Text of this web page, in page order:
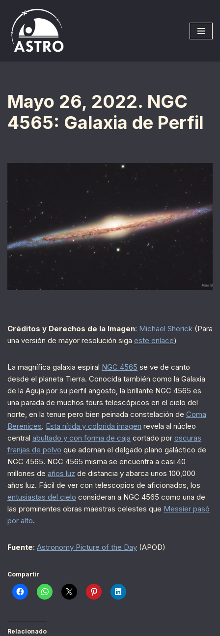
Saltar
al
contenido
Mayo 26, 2022. NGC
4565: Galaxia de Perfil
Créditos y Derechos de la Imagen: Michael Sherick (Para
una versión de mayor resolución siga este enlace)
La magnífica galaxia espiral NGC 4565 se ve de canto
desde el planeta Tierra. Conocida también como la Galaxia
de la Aguja por su perfil angosto, la brillante NGC 4565 es
una parada de muchos tours telescópicos en el cielo del
norte, en la tenue pero bien peinada constelación de Coma
Berenices. Esta nítida y colorida imagen revela al núcleo
central abultado y con forma de caja cortado por oscuras
franjas de polvo que adornan el delgado plano galáctico de
NGC 4565. NGC 4565 misma se encuentra a casi 40
millones de años luz de distancia y abarca unos 100,000
años luz. Fácil de ver con telescopios de aficionados, los
entusiastas del cielo consideran a NGC 4565 como una de
las prominentes obras maestras celestes que Messier pasó
por alto.
Fuente: Astronomy Picture of the Day (APOD)
Compartir
Relacionado